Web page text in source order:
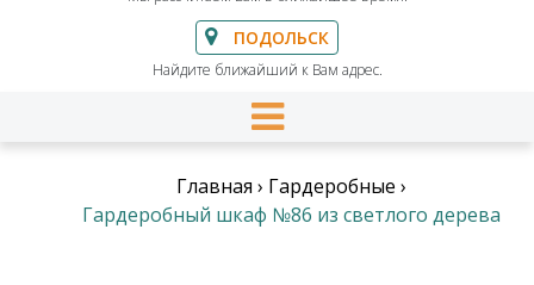
ПОДОЛЬСК
Найдите ближайший к Вам адрес.
Главная › Гардеробные ›
Гардеробный шкаф №86 из светлого дерева